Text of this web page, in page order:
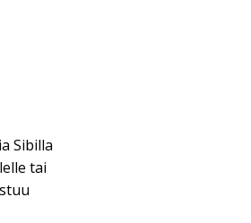
Sibilla
tai